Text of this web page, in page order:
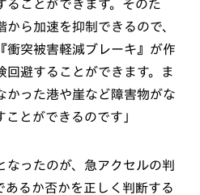
ることができます。そのた
ら加速を抑制できるので、
突被害軽減ブレーキ』が作
回避することができます。ま
かった港や崖など障害物がな
とができるのです」
なったのが、急アクセルの判
あるか否かを正しく判断する